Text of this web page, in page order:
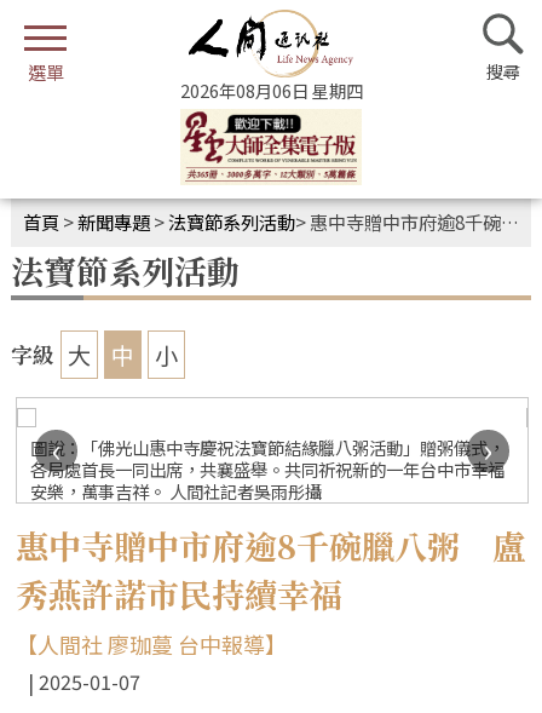
2026年08月06日 星期四
首頁 >新聞專題>法寶節系列活動>惠中寺贈中市府逾8千碗臘八粥 盧秀燕許諾市民持續幸福
法寶節系列活動
字級 大 中 小
圖說：「佛光山惠中寺慶祝法寶節結緣臘八粥活動」贈粥儀式，
各局處首長一同出席，共襄盛舉。共同祈祝新的一年台中市幸福
安樂，萬事吉祥。 人間社記者吳雨彤攝
‹ ›
惠中寺贈中市府逾8千碗臘八粥 盧
秀燕許諾市民持續幸福
【人間社 廖珈蔓 台中報導】
2025-01-07